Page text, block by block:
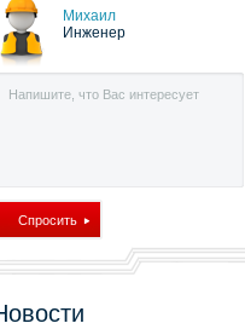
Михаил
Инженер